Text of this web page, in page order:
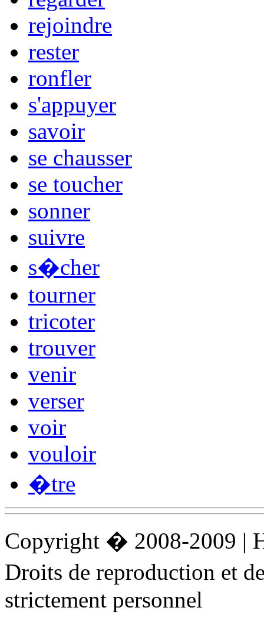
rejoindre
rester
ronfler
s'appuyer
savoir
se chausser
se toucher
sonner
suivre
s�cher
tourner
tricoter
trouver
venir
verser
voir
vouloir
�tre
Copyright � 2008-2009 |
Droits de reproduction et
strictement personnel